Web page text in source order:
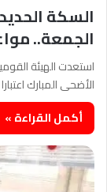
السكة
الجمعة..
​استعدت الهيئة
الأضحى المبارك
أكمل القراءة »